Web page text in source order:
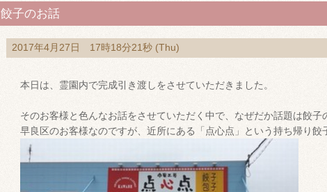
餃子のお話
2017年4月27日 17時18分21秒 (Thu)
本日は、霊園内で完成引き渡しをさせていただきました。
そのお客様と色んなお話をさせていただく中で、なぜだか話題は餃子
早良区のお客様なのですが、近所にある「点心点」という持ち帰り